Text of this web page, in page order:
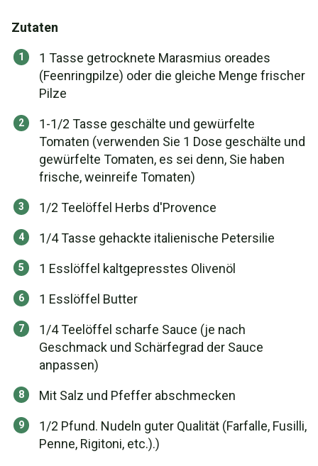
Zutaten
1 Tasse getrocknete Marasmius oreades
(Feenringpilze) oder die gleiche Menge frischer
Pilze
1-1/2 Tasse geschälte und gewürfelte
Tomaten (verwenden Sie 1 Dose geschälte und
gewürfelte Tomaten, es sei denn, Sie haben
frische, weinreife Tomaten)
1/2 Teelöffel Herbs d'Provence
1/4 Tasse gehackte italienische Petersilie
1 Esslöffel kaltgepresstes Olivenöl
1 Esslöffel Butter
1/4 Teelöffel scharfe Sauce (je nach
Geschmack und Schärfegrad der Sauce
anpassen)
Mit Salz und Pfeffer abschmecken
1/2 Pfund. Nudeln guter Qualität (Farfalle, Fusilli,
Penne, Rigitoni, etc.).)